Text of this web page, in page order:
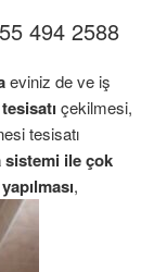
494 2588
eviniz de ve iş
çekilmesi,
tesisatı
sistemi ile çok
,